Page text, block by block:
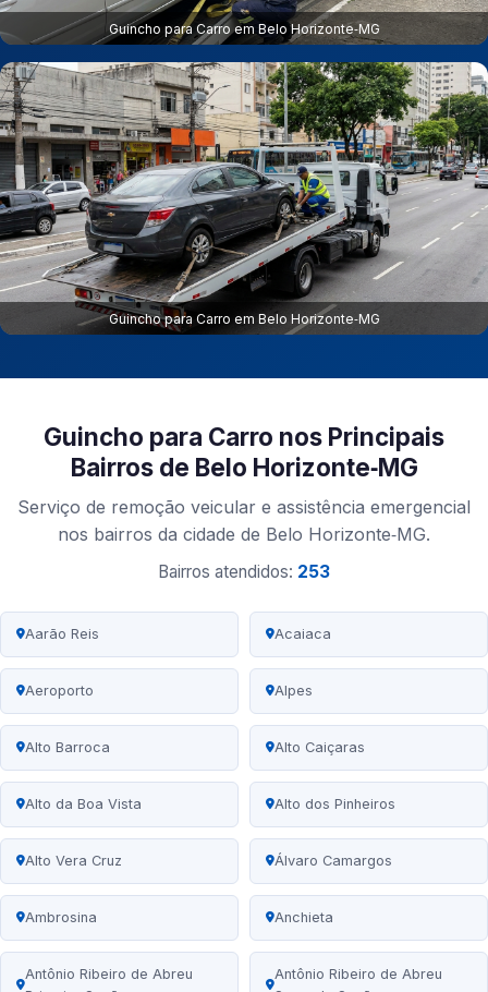
Guincho para Carro em Belo Horizonte‑MG
Guincho para Carro em Belo Horizonte‑MG
Guincho para Carro nos Principais
Bairros de Belo Horizonte‑MG
Serviço de remoção veicular e assistência emergencial
nos bairros da cidade de Belo Horizonte‑MG.
Bairros atendidos: 253
Aarão Reis Acaiaca
Aeroporto Alpes
Alto Barroca Alto Caiçaras
Alto da Boa Vista Alto dos Pinheiros
Alto Vera Cruz Álvaro Camargos
Ambrosina Anchieta
Antônio Ribeiro de Abreu
Antônio Ribeiro de Abreu